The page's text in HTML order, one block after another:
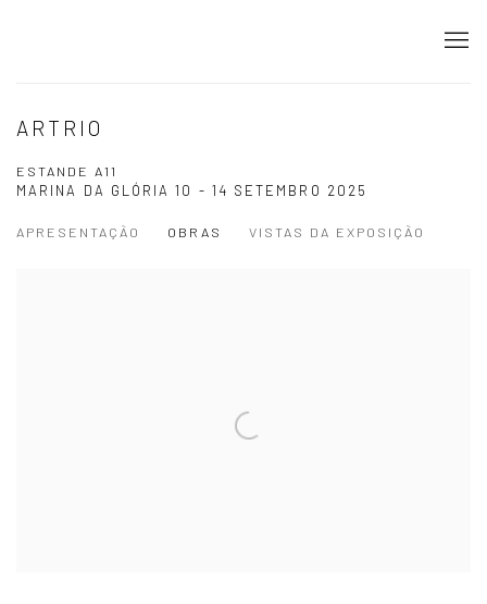
ARTRIO
ESTANDE A11
MARINA DA GLÓRIA10 - 14 SETEMBRO 2025
APRESENTAÇÃO OBRAS VISTAS DA EXPOSIÇÃO